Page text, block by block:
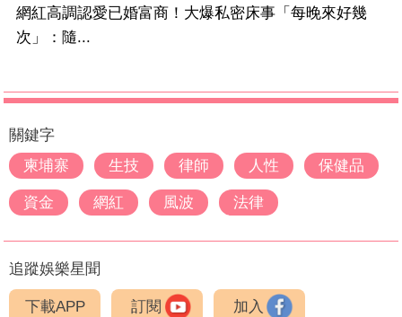
網紅高調認愛已婚富商！大爆私密床事「每晚來好幾
次」：隨...
關鍵字
柬埔寨
生技 律師 人性 保健品
資金 網紅 風波 法律
追蹤娛樂星聞
下載APP 訂閱 加入